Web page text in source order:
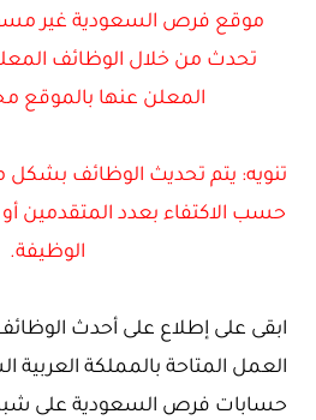
موقع فرص السعودية غير
تحدث من خلال الوظائف
المعلن عنها بالموقع
تنويه: يتم تحديث الوظائف
حسب الاكتفاء بعدد المتقدمين أو
الوظيفة.
ابقى على إطلاع على أحدث
العمل المتاحة بالمملكة العربية
حسابات فرص السعودية على